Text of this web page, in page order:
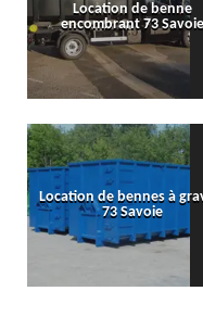
Location de benne
encombrant 73 Savoie
Location de bennes à
73 Savoie